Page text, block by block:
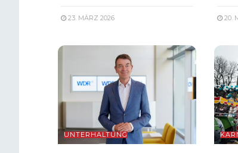
23. MÄRZ 2026 20.
UNTERHALTUNG